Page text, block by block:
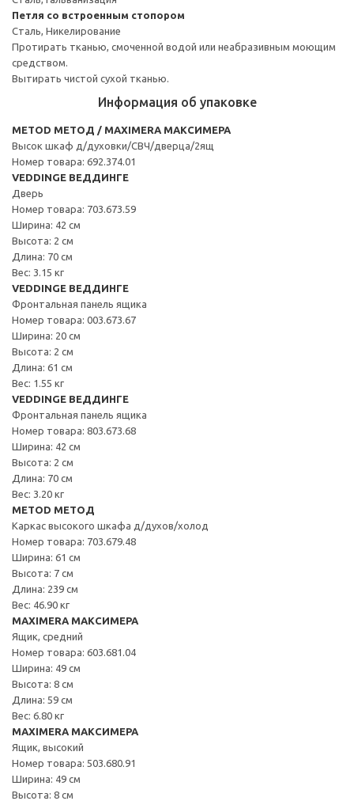
Петля со встроенным стопором
Сталь, Никелирование
Протирать тканью, смоченной водой или неабразивным моющим
средством.
Вытирать чистой сухой тканью.
Информация об упаковке
METOD МЕТОД / MAXIMERA МАКСИМЕРА
Высок шкаф д/духовки/СВЧ/дверца/2ящ
Номер товара: 692.374.01
VEDDINGE ВЕДДИНГЕ
Дверь
Номер товара: 703.673.59
Ширина: 42 см
Высота: 2 см
Длина: 70 см
Вес: 3.15 кг
VEDDINGE ВЕДДИНГЕ
Фронтальная панель ящика
Номер товара: 003.673.67
Ширина: 20 см
Высота: 2 см
Длина: 61 см
Вес: 1.55 кг
VEDDINGE ВЕДДИНГЕ
Фронтальная панель ящика
Номер товара: 803.673.68
Ширина: 42 см
Высота: 2 см
Длина: 70 см
Вес: 3.20 кг
METOD МЕТОД
Каркас высокого шкафа д/духов/холод
Номер товара: 703.679.48
Ширина: 61 см
Высота: 7 см
Длина: 239 см
Вес: 46.90 кг
MAXIMERA МАКСИМЕРА
Ящик, средний
Номер товара: 603.681.04
Ширина: 49 см
Высота: 8 см
Длина: 59 см
Вес: 6.80 кг
MAXIMERA МАКСИМЕРА
Ящик, высокий
Номер товара: 503.680.91
Ширина: 49 см
Высота: 8 см